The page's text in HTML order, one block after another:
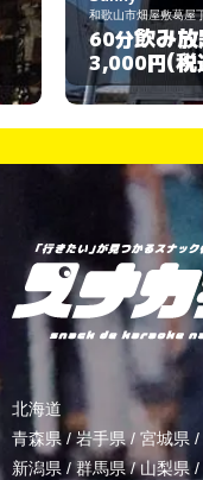
北海道
青森県 / 岩手県/ 宮城県 /
新潟県 /群馬県/山梨県 /